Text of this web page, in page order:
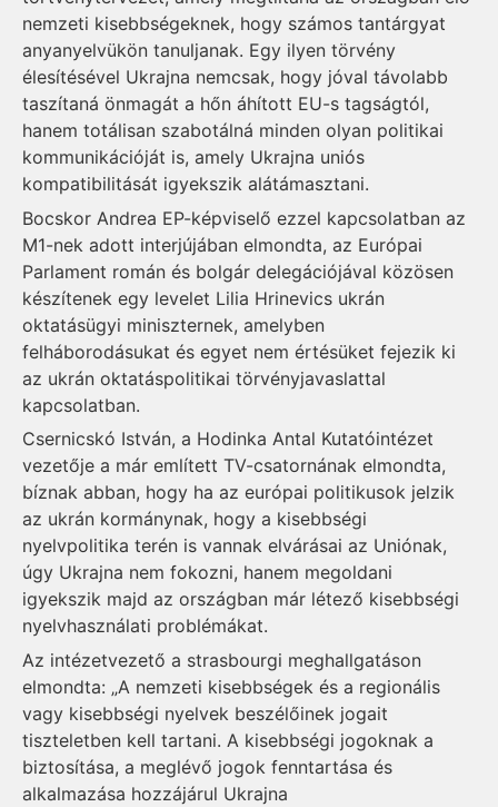
nemzeti kisebbségeknek, hogy számos tantárgyat
anyanyelvükön tanuljanak. Egy ilyen törvény
élesítésével Ukrajna nemcsak, hogy jóval távolabb
taszítaná önmagát a hőn áhított EU-s tagságtól,
hanem totálisan szabotálná minden olyan politikai
kommunikációját is, amely Ukrajna uniós
kompatibilitását igyekszik alátámasztani.
Bocskor Andrea EP-képviselő ezzel kapcsolatban az
M1-nek adott interjújában elmondta, az Európai
Parlament román és bolgár delegációjával közösen
készítenek egy levelet Lilia Hrinevics ukrán
oktatásügyi miniszternek, amelyben
felháborodásukat és egyet nem értésüket fejezik ki
az ukrán oktatáspolitikai törvényjavaslattal
kapcsolatban.
Csernicskó István, a Ho­din­ka Antal Kutatóintézet
vezetője a már említett TV-csatornának elmondta,
bíznak abban, hogy ha az európai politikusok jelzik
az ukrán kormánynak, hogy a kisebbségi
nyelvpolitika terén is vannak elvárásai az Uniónak,
úgy Ukrajna nem fokozni, hanem megoldani
igyekszik majd az országban már létező kisebbségi
nyelvhasználati problémákat.
Az intézetvezető a strasbourgi meghallgatáson
elmondta: „A nemzeti kisebbségek és a regionális
vagy kisebbségi nyelvek beszélőinek jogait
tiszteletben kell tartani. A kisebbségi jogoknak a
biztosítása, a meglévő jogok fenntartása és
alkalmazása hozzájárul Ukrajna